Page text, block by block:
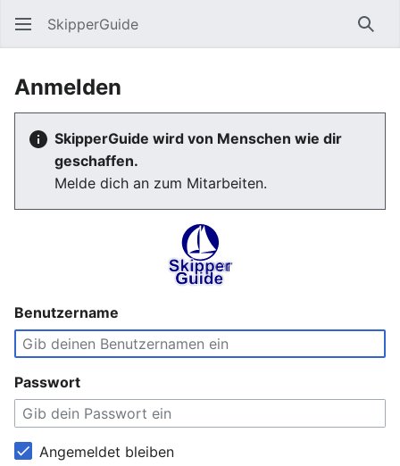
SkipperGuide
Anmelden
SkipperGuide wird von Menschen wie dir
geschaffen.
Melde dich an zum Mitarbeiten.
Benutzername
Passwort
Angemeldet bleiben